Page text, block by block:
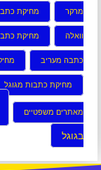
מרקר מחיקת
וואלה מחיקת
כתבה מעריב
מחיקת כתבות מגוגל
מאתרים משפטיים
בגוגל